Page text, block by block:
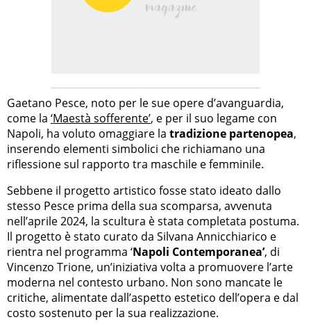
Gaetano Pesce, noto per le sue opere d’avanguardia,
come la ‘Maestà sofferente’, e per il suo legame con
Napoli, ha voluto omaggiare la tradizione partenopea,
inserendo elementi simbolici che richiamano una
riflessione sul rapporto tra maschile e femminile.
Sebbene il progetto artistico fosse stato ideato dallo
stesso Pesce prima della sua scomparsa, avvenuta
nell’aprile 2024, la scultura è stata completata postuma.
Il progetto è stato curato da Silvana Annicchiarico e
rientra nel programma ‘Napoli Contemporanea’, di
Vincenzo Trione, un’iniziativa volta a promuovere l’arte
moderna nel contesto urbano. Non sono mancate le
critiche, alimentate dall’aspetto estetico dell’opera e dal
costo sostenuto per la sua realizzazione.